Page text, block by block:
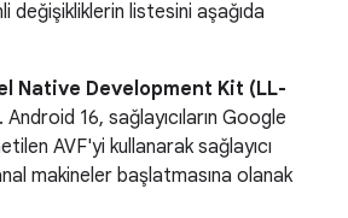
değişikliklerin listesini aşağıda
Native Development Kit (LL-
. Android 16, sağlayıcıların Google
AVF'yi kullanarak sağlayıcı
makineler başlatmasına olanak